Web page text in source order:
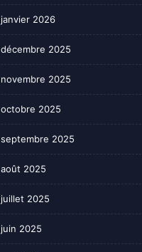
janvier 2026
décembre 2025
novembre 2025
octobre 2025
septembre 2025
août 2025
juillet 2025
juin 2025